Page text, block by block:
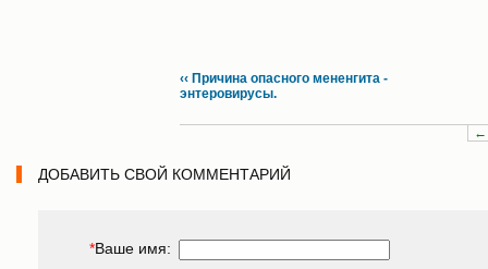
‹‹ Причина опасного мененгита -
энтеровирусы.
←
ДОБАВИТЬ СВОЙ КОММЕНТАРИЙ
*Ваше имя: